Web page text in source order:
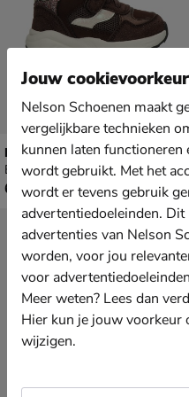
Nelson Kids
Babyschoenen - bruin
€ 69,99
69,
Jouw
Nelson Schoenen maakt
vergelijkbare technieken
kunnen laten functioneren
wordt gebruikt. Met het
wordt er tevens gebruik
advertentiedoeleinden.
advertenties van Nelson
worden, voor jou
voor
Meer weten? Lees dan
Hier kun je jouw voorkeur
wijzigen.